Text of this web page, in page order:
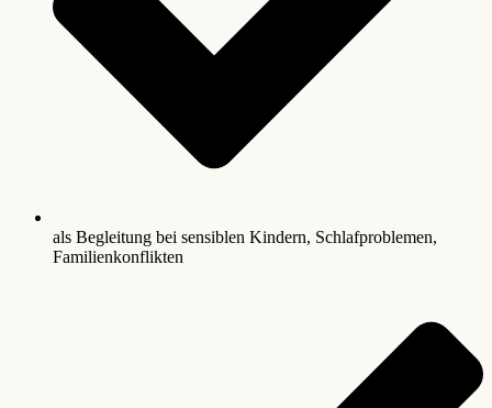
als Begleitung bei sensiblen Kindern, Schlafproblemen,
Familienkonflikten